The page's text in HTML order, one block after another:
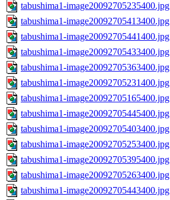
tabushima1-image20092705235400.jpg
tabushima1-image20092705413400.jpg
tabushima1-image20092705441400.jpg
tabushima1-image20092705433400.jpg
tabushima1-image20092705363400.jpg
tabushima1-image20092705231400.jpg
tabushima1-image20092705165400.jpg
tabushima1-image20092705445400.jpg
tabushima1-image20092705403400.jpg
tabushima1-image20092705253400.jpg
tabushima1-image20092705395400.jpg
tabushima1-image20092705263400.jpg
tabushima1-image20092705443400.jpg